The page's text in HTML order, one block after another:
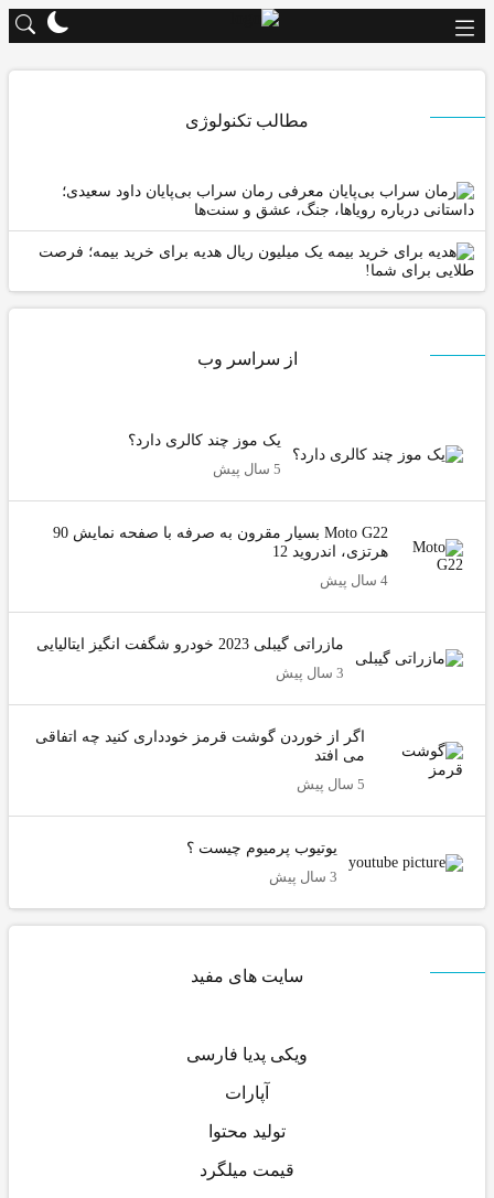
مطالب تکنولوژی
معرفی رمان سراب بی‌پایان داود سعیدی؛
درباره رویاها، جنگ، عشق و سنت‌ها
یک میلیون ریال هدیه برای خرید بیمه؛ فرصت
برای شما!
از سراسر وب
یک موز چند کالری دارد؟
5 سال پیش
Moto G22 بسیار مقرون به صرفه با صفحه نمایش 90
هرتزی، اندروید 12
مازراتی گیبلی 2023 خودرو شگفت انگیز ایتالیایی
اگر از خوردن گوشت قرمز خودداری کنید چه اتفاقی
می افتد
یوتیوب پرمیوم چیست ؟
سایت های مفید
ویکی پدیا فارسی
آپارات
تولید محتوا
قیمت میلگرد